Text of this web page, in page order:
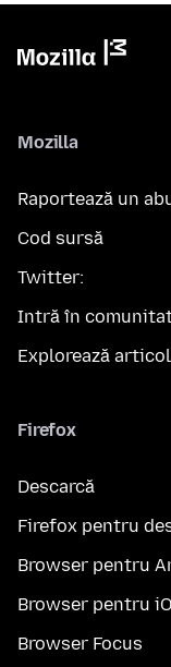
Mozilla
Raportează un
Cod sursă
Twitter:
Intră în
Explorează
Firefox
Descarcă
Firefox pentru
Browser pentru
Browser pentru
Browser Focus